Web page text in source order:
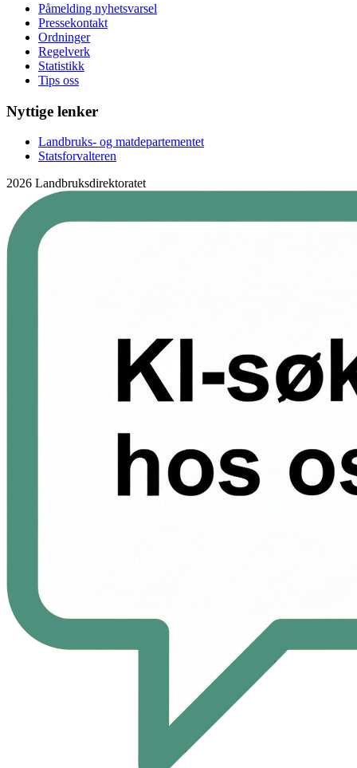
Påmelding nyhetsvarsel
Pressekontakt
Ordninger
Regelverk
Statistikk
Tips oss
Nyttige lenker
Landbruks- og matdepartementet
Statsforvalteren
2026 Landbruksdirektoratet